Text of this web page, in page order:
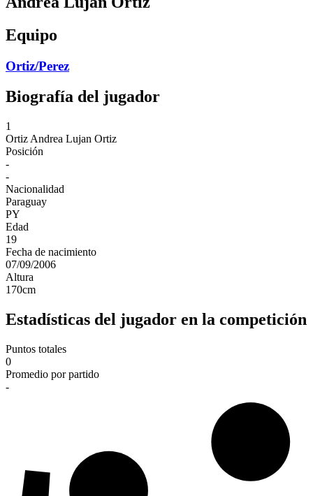
Equipo
Ortiz/Perez
Biografía del jugador
1
Ortiz Andrea Lujan Ortiz
Posición
-
-
Nacionalidad
Paraguay
PY
Edad
19
Fecha de nacimiento
07/09/2006
Altura
170cm
Estadísticas del jugador en la competición
Puntos totales
0
Promedio por partido
-